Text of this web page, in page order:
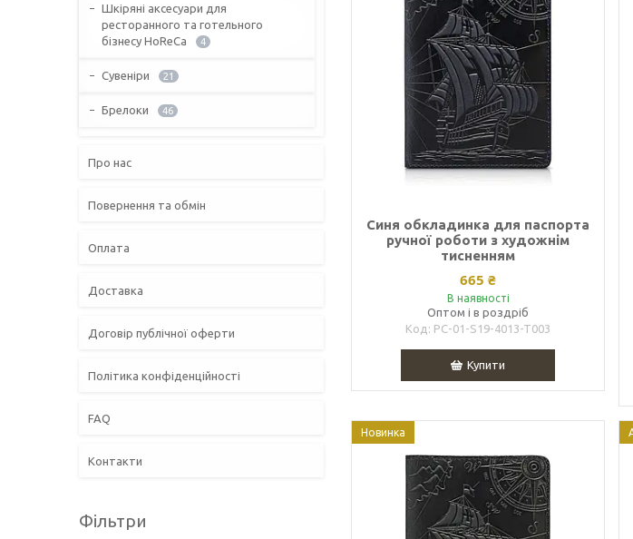
Синя обкладинка для паспорта
ручної роботи з художнім
тисненням
665 ₴
В наявності
Оптом і в роздріб
PC-01-S19-4013-T003
Купити
Новинка
Шкіряні аксесуари для
ресторанного та готельного
бізнесу HoReCa
4
Сувеніри 21
Брелоки 46
Про нас
Повернення та обмін
Оплата
Доставка
Договір публічної оферти
Політика конфіденційності
FAQ
Контакти
Фільтри